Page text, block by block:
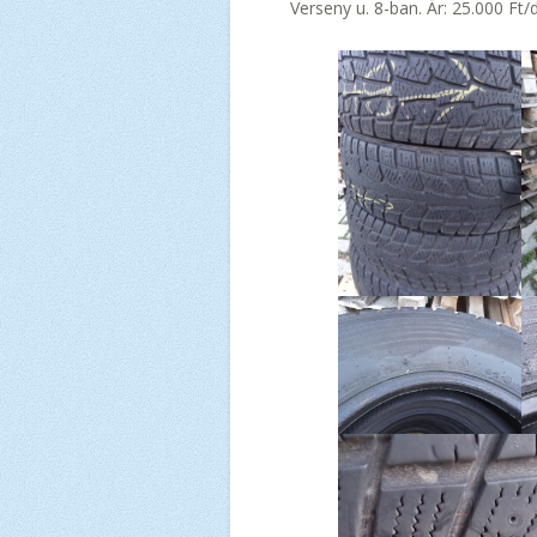
Verseny u. 8-ban. Ár: 25.000 Ft/